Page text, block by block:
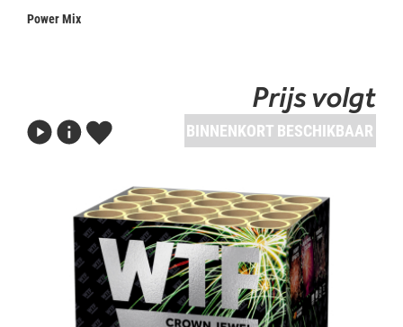
Power Mix
Prijs volgt
BINNENKORT BESCHIKBAAR